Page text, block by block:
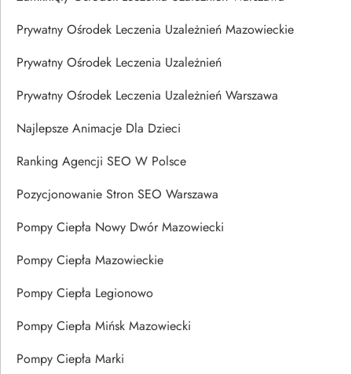
Prywatny Ośrodek Leczenia Uzależnień Mazowieckie
Prywatny Ośrodek Leczenia Uzależnień
Prywatny Ośrodek Leczenia Uzależnień Warszawa
Najlepsze Animacje Dla Dzieci
Ranking Agencji SEO W Polsce
Pozycjonowanie Stron SEO Warszawa
Pompy Ciepła Nowy Dwór Mazowiecki
Pompy Ciepła Mazowieckie
Pompy Ciepła Legionowo
Pompy Ciepła Mińsk Mazowiecki
Pompy Ciepła Marki